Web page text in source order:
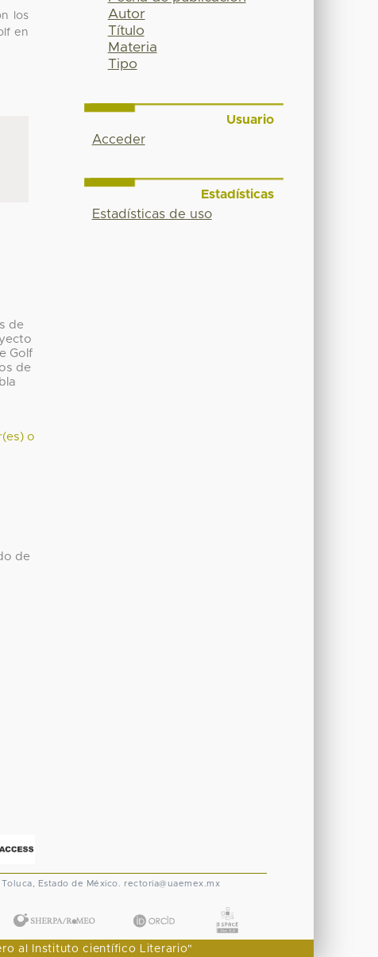
los
en
de
Golf
de
o
de
Autor
Título
Materia
Tipo
Usuario
Acceder
Estadísticas
Estadísticas de uso
Toluca, Estado de México. rectoria@uaemex.mx
al Instituto científico Literario"